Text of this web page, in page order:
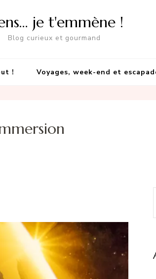
je t'emmène !
Blog curieux et gourmand
! Voyages, week-end et